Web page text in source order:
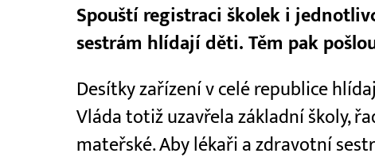
Spouští registraci školek i
sestrám hlídají děti. Těm pak
Desítky zařízení v celé republice
Vláda totiž uzavřela základní školy,
mateřské. Aby lékaři a zdravotní